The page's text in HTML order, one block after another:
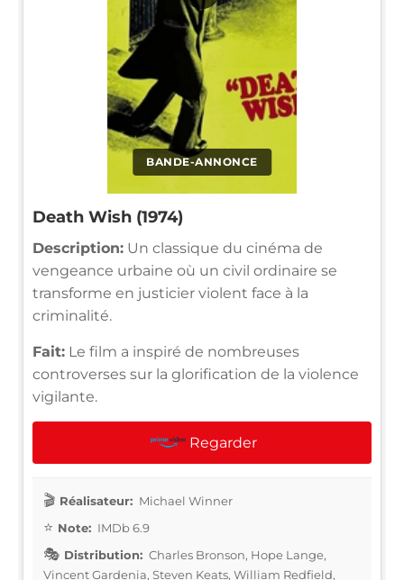
BANDE-ANNONCE
Death Wish (1974)
Description: Un classique du cinéma de
vengeance urbaine où un civil ordinaire se
transforme en justicier violent face à la
criminalité.
Fait: Le film a inspiré de nombreuses
controverses sur la glorification de la violence
vigilante.
Regarder
Réalisateur: Michael Winner
Note: IMDb 6.9
Distribution: Charles Bronson, Hope Lange,
Vincent Gardenia, Steven Keats, William Redfield,